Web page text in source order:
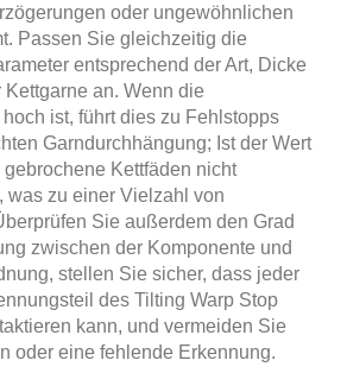
oder ungewöhnlichen
Passen Sie gleichzeitig die
entsprechend der Art, Dicke
an. Wenn die
ist, führt dies zu Fehlstopps
Garndurchhängung; Ist der Wert
Kettfäden nicht
was zu einer Vielzahl von
Sie außerdem den Grad
zwischen der Komponente und
stellen Sie sicher, dass jeder
des Tilting Warp Stop
kann, und vermeiden Sie
oder eine fehlende Erkennung.